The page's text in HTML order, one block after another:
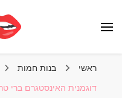
ראשי בנות חמות
דוגמנית האינסטגרם ברי